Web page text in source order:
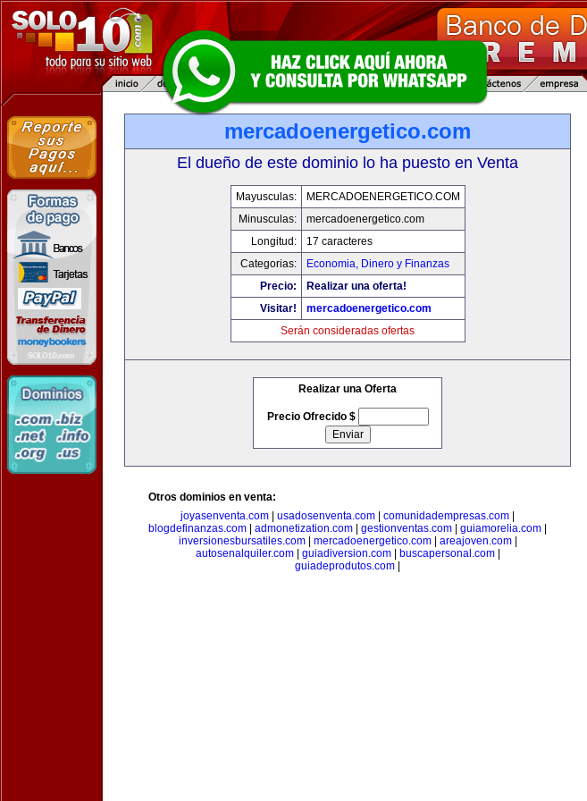
mercadoenergetico.com
El dueño de este dominio lo ha puesto en Venta
Mayusculas:
MERCADOENERGETICO.COM
Minusculas:
mercadoenergetico.com
Longitud:
17 caracteres
Categorias:
Economia, Dinero y Finanzas
Precio:
Realizar una oferta!
Visitar!
mercadoenergetico.com
Serán consideradas ofertas
Realizar una Oferta
Precio Ofrecido $
Otros dominios en venta:
joyasenventa.com
usadosenventa.com comunidadempresas.com
blogdefinanzas.com
admonetization.com gestionventas.com guiamorelia.com
inversionesbursatiles.com| mercadoenergetico.com| areajoven.com|
autosenalquiler.com| guiadiversion.com| buscapersonal.com|
guiadeprodutos.com